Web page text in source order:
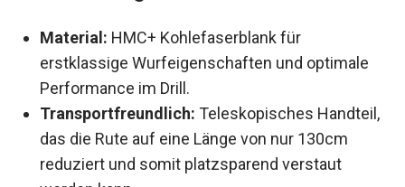
erstklassige Wurfeigenschaften und optimale
Performance im Drill.
Transportfreundlich:
Handteil, das die Rute auf eine Länge von nur
130cm reduziert und somit platzsparend
verstaut werden kann.